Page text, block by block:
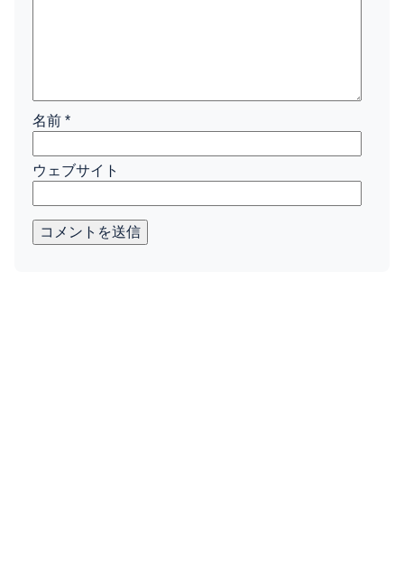
名前 *
ウェブサイト
コメントを送信